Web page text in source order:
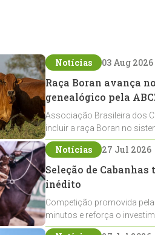
Notícias 03 Aug 2026
Raça Boran avança
genealógico pela
Associação Brasileira dos
incluir a raça Boran no
expansão na pecuária
Notícias 27 Jul 2026
Seleção de
inédito
Competição promovida
minutos e reforça o
Crioulos voltados ao laço